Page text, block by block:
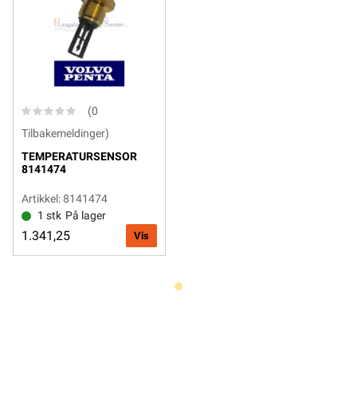
(0
Tilbakemeldinger)
TEMPERATURSENSOR
8141474
Artikkel: 8141474
1 stk På lager
1.341,25 Vis